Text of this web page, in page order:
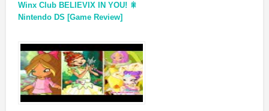
Winx Club BELIEVIX IN YOU! 🎇
Nintendo DS [Game Review]